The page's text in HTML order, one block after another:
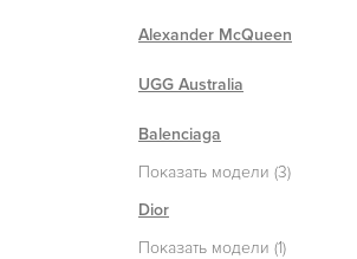
Alexander McQueen
UGG Australia
Balenciaga
Показать модели (3)
Dior
Показать модели (1)